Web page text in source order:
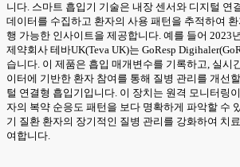
니다. 스마트 흡입기 기술은 내장 센서와 디지털 연
데이터를 수집하고 환자의 사용 패턴을 추적하여
행 가능한 인사이트을 제공합니다. 예를 들어 2023
제약회사 테바UK(Teva UK)는 GoResp
습니다. 이 제품은 흡입 매개변수를 기록하고, 실시
이터에 기반한 환자 참여를 통해 질병 관리를 개선
털 연결형 흡입기입니다. 이 장치는 원격 모니터링
자의 복약 순응도 패턴을 보다 명확하게 파악할 수
기 질환 환자의 장기적인 질병 관리를 강화하여 치
여합니다.